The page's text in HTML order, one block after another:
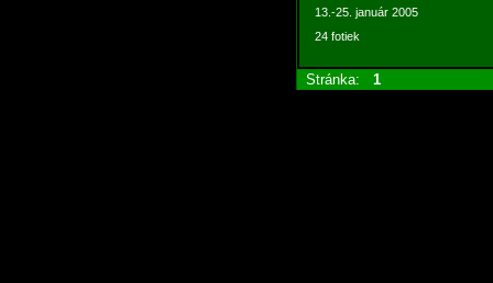
13.-25. január 2005
24 fotiek
Stránka: 1